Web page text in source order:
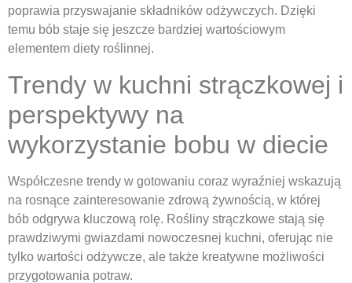
poprawia przyswajanie składników odżywczych. Dzięki
temu bób staje się jeszcze bardziej wartościowym
elementem diety roślinnej.
Trendy w kuchni strączkowej i
perspektywy na
wykorzystanie bobu w diecie
Współczesne trendy w gotowaniu coraz wyraźniej wskazują
na rosnące zainteresowanie zdrową żywnością, w której
bób odgrywa kluczową rolę. Rośliny strączkowe stają się
prawdziwymi gwiazdami nowoczesnej kuchni, oferując nie
tylko wartości odżywcze, ale także kreatywne możliwości
przygotowania potraw.